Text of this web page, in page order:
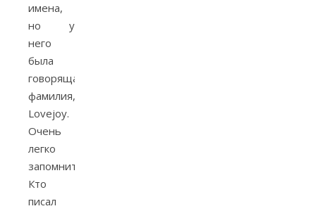
имена,
но у
него
была
говорящая
фамилия,
Lovejoy.
Очень
легко
запомнить.
Кто
писал